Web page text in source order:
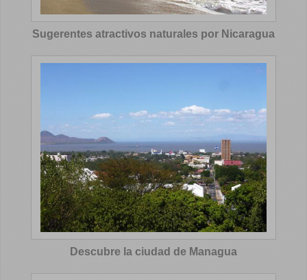
Sugerentes atractivos naturales por Nicaragua
Descubre la ciudad de Managua